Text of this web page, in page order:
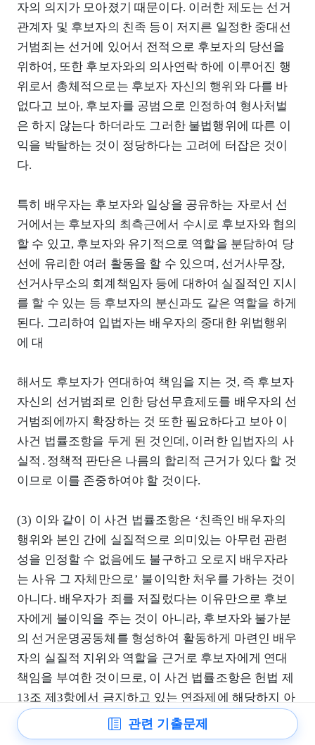
자의 의지가 모아졌기 때문이다. 이러한 제도는 선거
관계자 및 후보자의 친족 등이 저지른 일정한 중대선
거범죄는 선거에 있어서 전적으로 후보자의 당선을
위하여, 또한 후보자와의 의사연락 하에 이루어진 행
위로서 총체적으로는 후보자 자신의 행위와 다를 바
없다고 보아, 후보자를 공범으로 인정하여 형사처벌
은 하지 않는다 하더라도 그러한 불법행위에 따른 이
익을 박탈하는 것이 정당하다는 고려에 터잡은 것이
다.
특히 배우자는 후보자와 일상을 공유하는 자로서 선
거에서는 후보자의 최측근에서 수시로 후보자와 협의
할 수 있고, 후보자와 유기적으로 역할을 분담하여 당
선에 유리한 여러 활동을 할 수 있으며, 선거사무장,
선거사무소의 회계책임자 등에 대하여 실질적인 지시
를 할 수 있는 등 후보자의 분신과도 같은 역할을 하게
된다. 그리하여 입법자는 배우자의 중대한 위법행위
에 대
해서도 후보자가 연대하여 책임을 지는 것, 즉 후보자
자신의 선거범죄로 인한 당선무효제도를 배우자의 선
거범죄에까지 확장하는 것 또한 필요하다고 보아 이
사건 법률조항을 두게 된 것인데, 이러한 입법자의 사
실적․정책적 판단은 나름의 합리적 근거가 있다 할 것
이므로 이를 존중하여야 할 것이다.
(3) 이와 같이 이 사건 법률조항은 ‘친족인 배우자의
행위와 본인 간에 실질적으로 의미있는 아무런 관련
성을 인정할 수 없음에도 불구하고 오로지 배우자라
는 사유 그 자체만으로’ 불이익한 처우를 가하는 것이
아니다. 배우자가 죄를 저질렀다는 이유만으로 후보
자에게 불이익을 주는 것이 아니라, 후보자와 불가분
의 선거운명공동체를 형성하여 활동하게 마련인 배우
자의 실질적 지위와 역할을 근거로 후보자에게 연대
책임을 부여한 것이므로, 이 사건 법률조항은 헌법 제
13조 제3항에서 금지하고 있는 연좌제에 해당하지 아
니한다.
관련 기출문제